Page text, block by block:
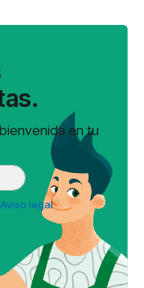
en tu
legal